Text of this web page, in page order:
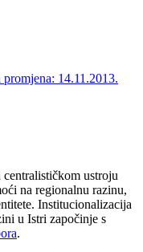
14.11.2013.
ustroju
na regionalnu razinu,
Institucionalizacija
u Istri započinje s
.